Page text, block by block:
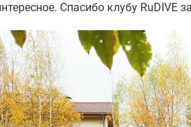
Спасибо клубу RuDIVE